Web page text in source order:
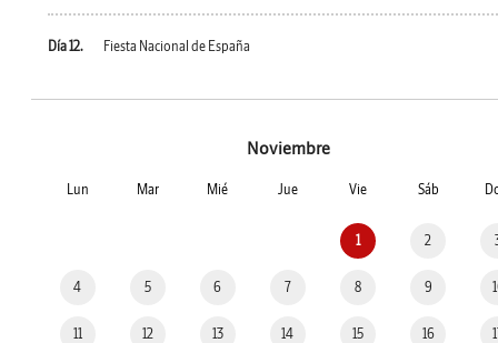
Día 12. Fiesta Nacional de España
Noviembre
Lun Mar Mié Jue Vie Sáb
1 2
4 5 6 7 8 9
11 12 13 14 15 16